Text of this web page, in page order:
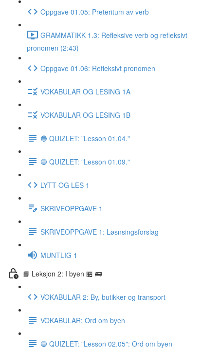
Oppgave 01.05: Preteritum av verb
GRAMMATIKK 1.3: Refleksive verb og refleksivt
pronomen (2:43)
Oppgave 01.06: Refleksivt pronomen
VOKABULAR OG LESING 1A
VOKABULAR OG LESING 1B
🔵 QUIZLET: "Lesson 01.04."
🔵 QUIZLET: "Lesson 01.09."
LYTT OG LES 1
SKRIVEOPPGAVE 1
SKRIVEOPPGAVE 1: Løsnsingsforslag
MUNTLIG 1
📘 Leksjon 2: I byen 🏪 🚌
VOKABULAR 2: By, butikker og transport
VOKABULAR: Ord om byen
🔵 QUIZLET: "Lesson 02.05": Ord om byen